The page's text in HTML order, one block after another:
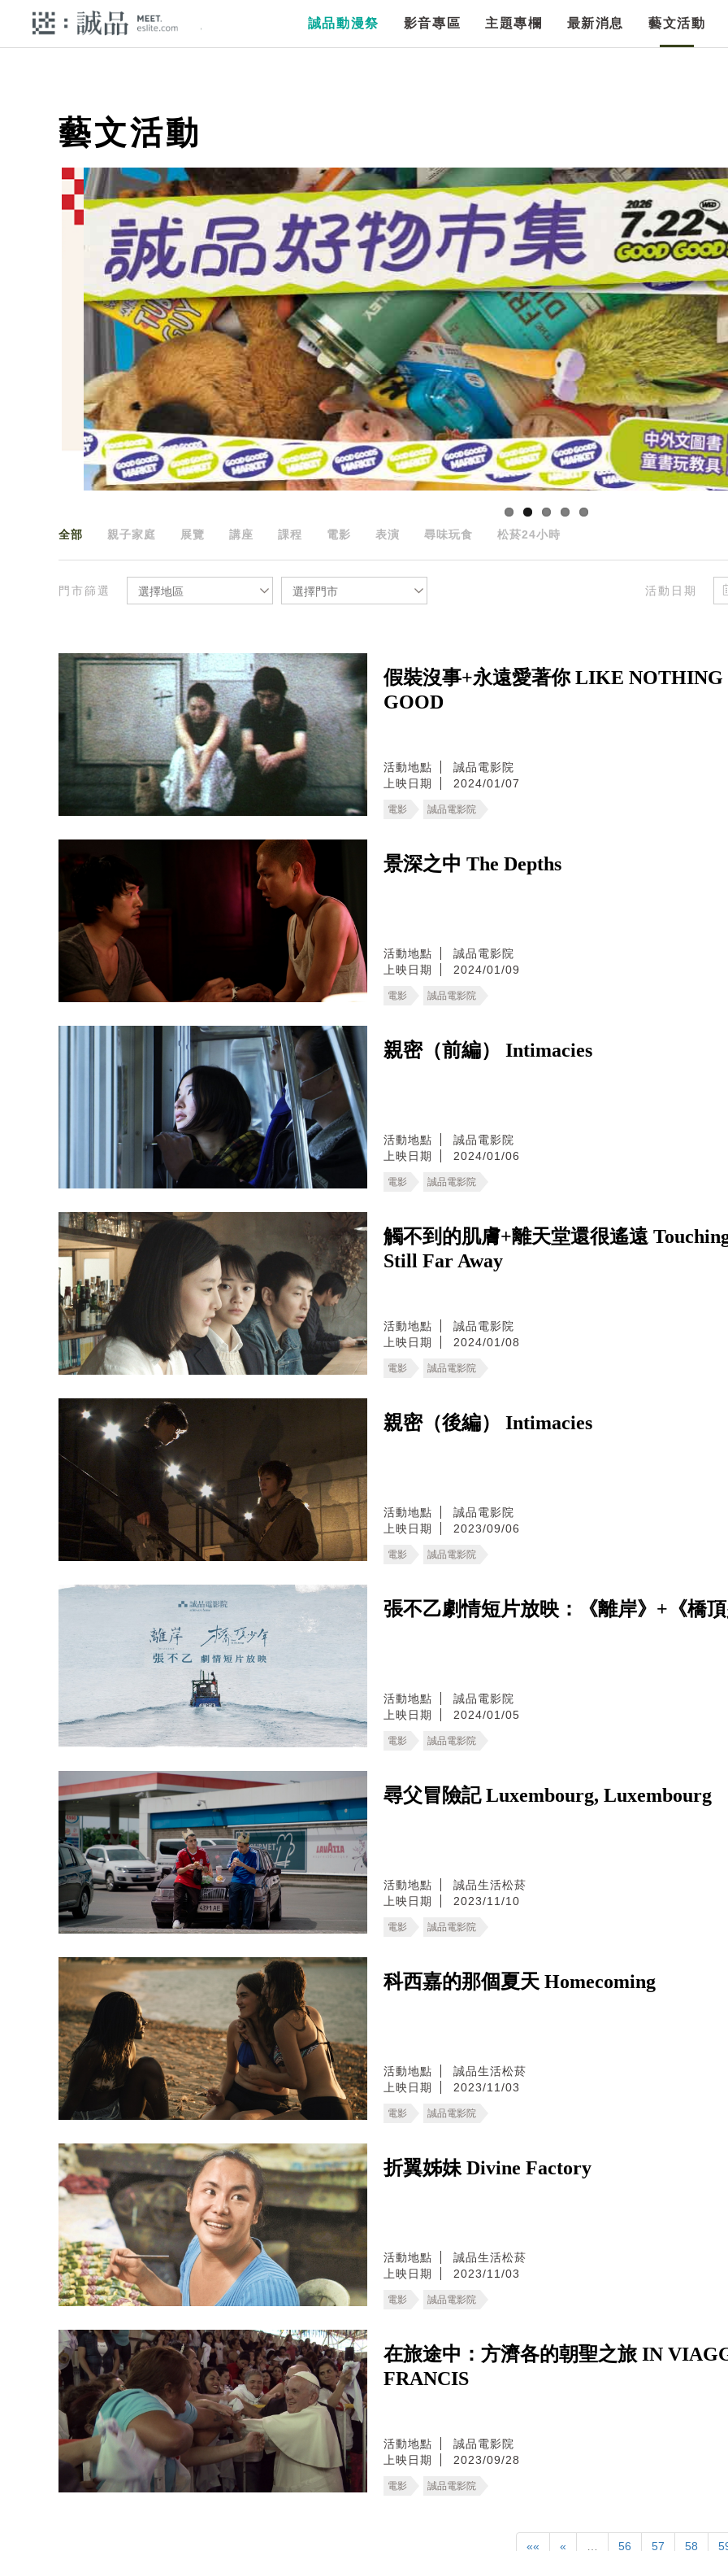
誠品動漫祭 影音專區 主題專欄 最新消息 藝文活動
藝文活動
全部 親子家庭 展覽 講座 課程 電影 表演 尋味玩食 松菸24小時
門市篩選 選擇地區 選擇門市 活動日期
假裝沒事+永遠愛著你 LIKE
GOOD
活動地點
誠品電影院
上映日期
2024/01/07
電影 誠品電影院
景深之中 The Depths
活動地點
誠品電影院
上映日期
2024/01/09
電影 誠品電影院
親密（前編） Intimacies
活動地點
誠品電影院
上映日期
2024/01/06
電影 誠品電影院
觸不到的肌膚+離天堂還很遙遠
Still Far Away
活動地點
誠品電影院
上映日期
2024/01/08
電影 誠品電影院
親密（後編） Intimacies
活動地點
誠品電影院
上映日期
2023/09/06
電影 誠品電影院
張不乙劇情短片放映：《離岸》+《橋
活動地點
誠品電影院
上映日期
2024/01/05
電影 誠品電影院
尋父冒險記 Luxembourg, Luxembourg
活動地點
誠品生活松菸
上映日期
2023/11/10
電影 誠品電影院
科西嘉的那個夏天 Homecoming
活動地點
誠品生活松菸
上映日期
2023/11/03
電影 誠品電影院
折翼姊妹 Divine Factory
活動地點
誠品生活松菸
上映日期
2023/11/03
電影 誠品電影院
在旅途中：方濟各的朝聖之旅 IN
FRANCIS
活動地點
誠品電影院
上映日期
2023/09/28
電影 誠品電影院
«« « 56 57 58